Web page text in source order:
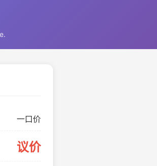
一口价
议价